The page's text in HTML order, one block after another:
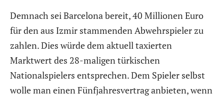
Demnach sei Barcelona bereit, 40 Millionen Euro
für den aus Izmir stammenden Abwehrspieler zu
zahlen. Dies würde dem aktuell taxierten
Marktwert des 28-maligen türkischen
Nationalspielers entsprechen. Dem Spieler selbst
wolle man einen Fünfjahresvertrag anbieten, wenn